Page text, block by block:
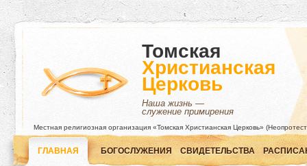
Томская
Христианская
Церковь
Наша жизнь —
служение примирения
Местная религиозная организация «Томская Христианская Церковь»
ГЛАВНАЯ БОГОСЛУЖЕНИЯ СВИДЕТЕЛЬСТВА